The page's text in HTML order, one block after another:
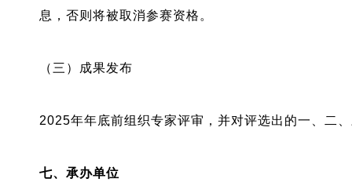
息，否则将被取消参赛资格。
（三）成果发布
2025年年底前组织专家评审，并对评选出的一、二
七、承办单位